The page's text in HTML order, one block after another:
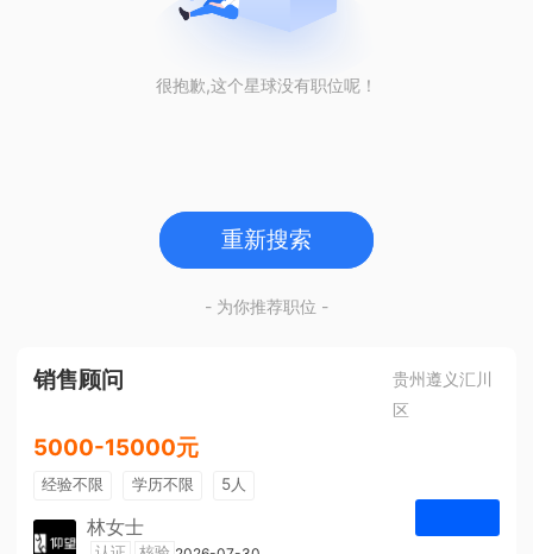
很抱歉,这个星球没有职位呢！
重新搜索
- 为你推荐职位 -
销售顾问
贵州遵义汇川
区
5000-15000元
经验不限 学历不限 5人
林女士